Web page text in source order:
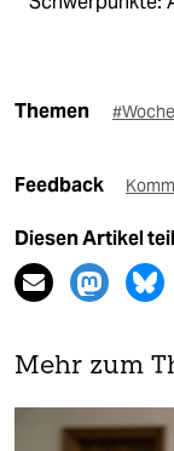
Themen
Feedback
Diesen Artikel
Mehr zum